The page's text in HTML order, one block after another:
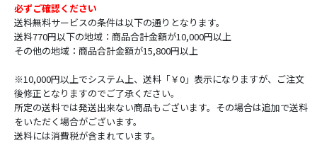
必ずご確認ください
送料無料サービスの条件は以下の通りとなります。
送料770円以下の地域：商品合計金額が10,000円以上
その他の地域：商品合計金額が15,800円以上
※10,000円以上でシステム上、送料「￥0」表示になりますが、ご注文
後修正となりますのでご了承ください。
所定の送料では発送出来ない商品もございます。その場合は追加で送料
をいただく場合がございます。
送料には消費税が含まれています。